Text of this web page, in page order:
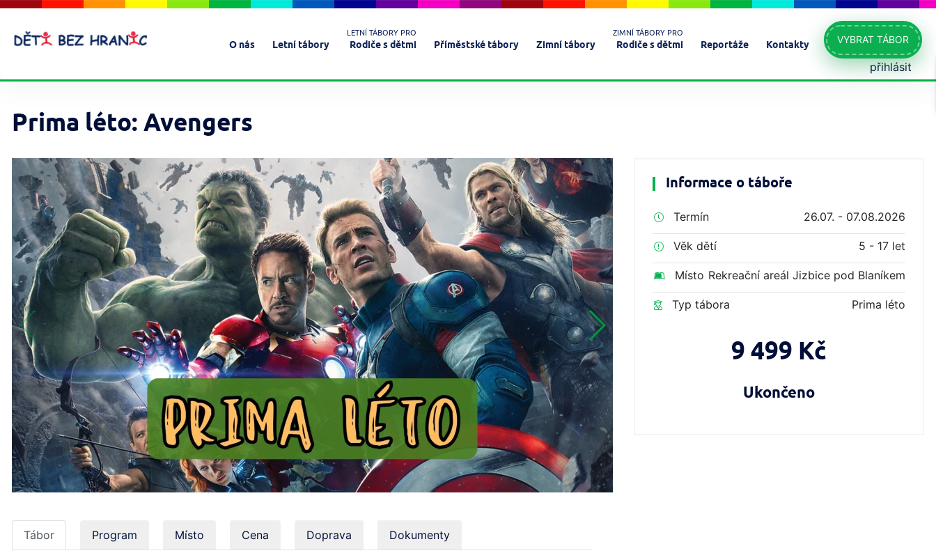
O nás Letní tábory
LETNÍ TÁBORY PRO
Rodiče s dětmi Příměstské tábory Zimní tábory
ZIMNÍ TÁBORY PRO
Rodiče s dětmi Reportáže Kontakty VYBRAT TÁBOR
přihlásit
Prima léto: Avengers
Tábor Program Místo Cena Doprava Dokumenty
Informace o táboře
Termín 26.07. - 07.08.2026
Věk dětí 5 - 17 let
Místo Rekreační areál Jizbice pod Blaníkem
Typ tábora Prima léto
9 499 Kč
Ukončeno